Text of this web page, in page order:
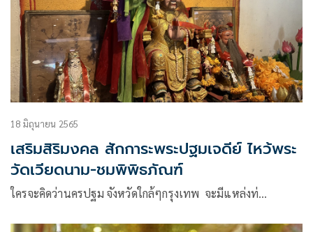
18 มิถุนายน 2565
เสริมสิริมงคล สักการะพระปฐมเจดีย์ ไหว้พระ
วัดเวียดนาม-ชมพิพิธภัณฑ์
ใครจะคิดว่านครปฐม จังหวัดใกล้ๆกรุงเทพ จะมีแหล่งท่…